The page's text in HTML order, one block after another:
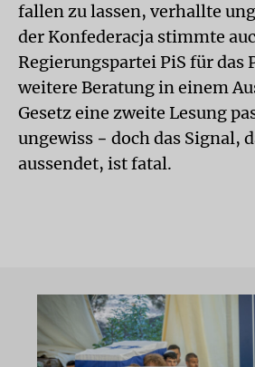
fallen zu lassen, verhallte
der Konfederacja stimmte
Regierungspartei PiS für das
weitere Beratung in einem
Gesetz eine zweite Lesung
ungewiss − doch das Signal,
aussendet, ist fatal.